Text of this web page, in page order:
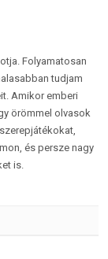
Folyamatosan
tudjam
Amikor emberi
örömmel olvasok
és persze nagy
is.